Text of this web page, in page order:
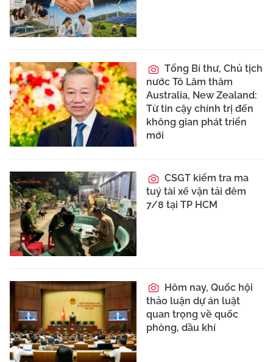
Tổng Bí thư, Chủ tịch
nước Tô Lâm thăm
Australia, New Zealand:
Từ tin cậy chính trị đến
không gian phát triển
mới
CSGT kiểm tra ma
tuý tài xế vận tải đêm
7/8 tại TP HCM
Hôm nay, Quốc hội
thảo luận dự án luật
quan trọng về quốc
phòng, dầu khí